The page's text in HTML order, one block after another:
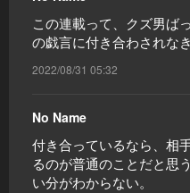
この連載って、クズ男ば
の戯言に付き合わされな
2022/08/31 05:32
No Name
付き合っているなら、相
るのが普通のことだと思
い分がわからない。